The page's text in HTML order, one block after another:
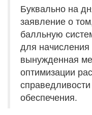
Буквально на
заявление о
балльную
для
вынужденная
оптимизации
обеспечения.